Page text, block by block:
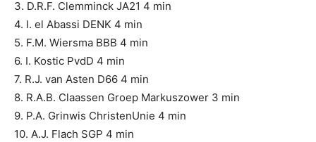
3. D.R.F. Clemminck JA21 4 min
4. I. el Abassi DENK 4 min
5. F.M. Wiersma BBB 4 min
6. I. Kostic PvdD 4 min
7. R.J. van Asten D66 4 min
8. R.A.B. Claassen Groep Markuszower 3 min
9. P.A. Grinwis ChristenUnie 4 min
10. A.J. Flach SGP 4 min